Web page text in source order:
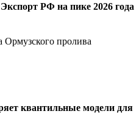
РФ на пике 2026 года
Ормузского пролива
квантильные модели для